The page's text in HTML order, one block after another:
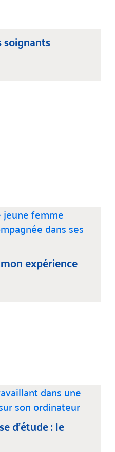
soignants
expérience
d’étude : le